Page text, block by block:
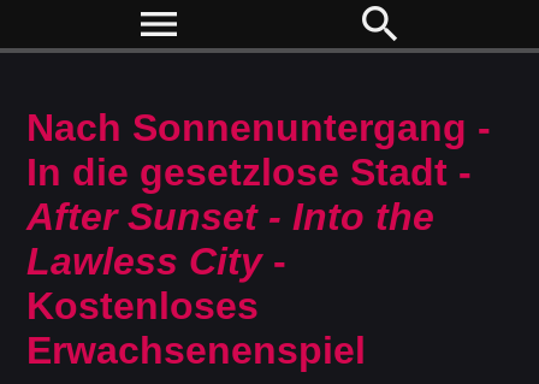
menu search
Nach Sonnenuntergang -
In die gesetzlose Stadt -
After Sunset - Into the
Lawless City-
Kostenloses
Erwachsenenspiel